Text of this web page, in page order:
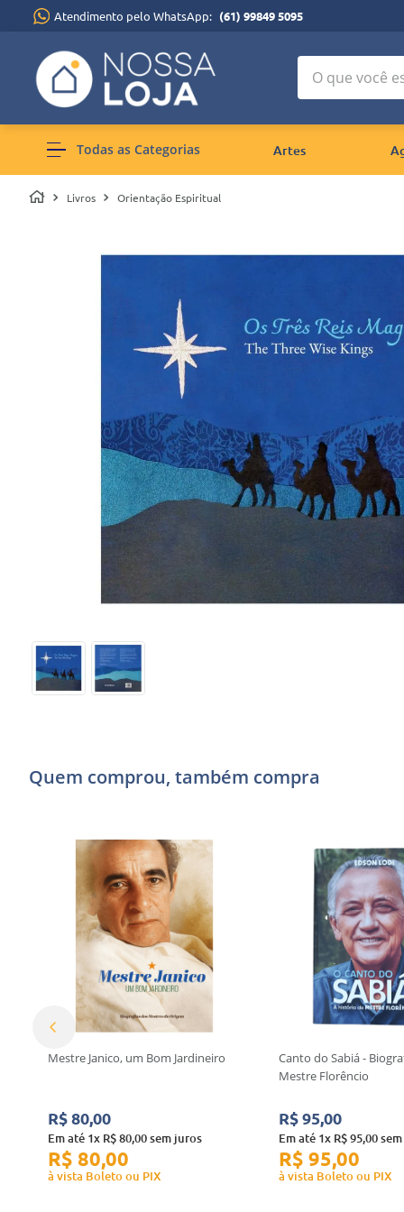
Atendimento pelo WhatsApp: (61) 99849 5095
O que você está
Todas as Categorias Artes
Livros Orientação Espiritual
Quem comprou, também compra
Mestre Janico, um Bom Jardineiro
R$80,00
Em até 1x R$80,00sem juros
R$ 80,00
à vista Boleto ou PIX
Canto do Sabiá -
Mestre Florêncio
R$95,00
Em até 1x R$95,00
R$ 95,00
à vista Boleto ou PIX